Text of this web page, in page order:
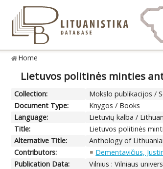
Home
Lietuvos politinės minties
Collection:
Mokslo publikacijos /
Document Type:
Knygos / Books
Language:
Lietuvių kalba /
Title:
Lietuvos politinės
Alternative Title:
Anthology of
Contributors:
Dementavičius,
Publication Data:
Vilnius : Vilniaus